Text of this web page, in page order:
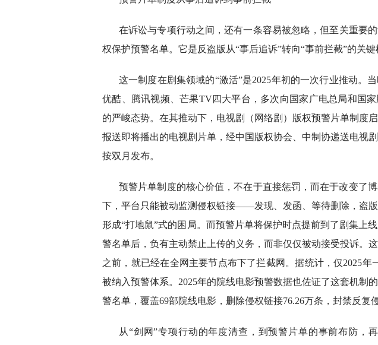
在诉讼与专项行动之间，还有一条容易被忽略，但至关重要
权保护预警名单。它是反盗版从“事后追诉”转向“事前拦截”的关键
这一制度在剧集领域的“激活”是2025年初的一次行业推动。
优酷、腾讯视频、芒果TV四大平台，多次向国家广电总局和国
的严峻态势。在其推动下，电视剧（网络剧）版权预警片单制度
报送即将播出的电视剧片单，经中国版权协会、中制协递送电视
按双月发布。
预警片单制度的核心价值，不在于直接惩罚，而在于改变了
下，平台只能被动监测侵权链接——发现、发函、等待删除，盗版
形成“打地鼠”式的困局。而预警片单将保护时点提前到了剧集上
警名单后，负有主动禁止上传的义务，而非仅仅被动接受投诉。
之前，就已经在全网主要节点布下了拦截网。据统计，仅2025年
被纳入预警体系。2025年的院线电影预警数据也佐证了这套机制
警名单，覆盖69部院线电影，删除侵权链接76.26万条，封禁反复
从“剑网”专项行动的年度清查，到预警片单的事前布防，